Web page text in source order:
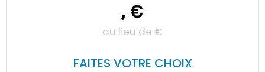
, €
au lieu de €
FAITES VOTRE CHOIX